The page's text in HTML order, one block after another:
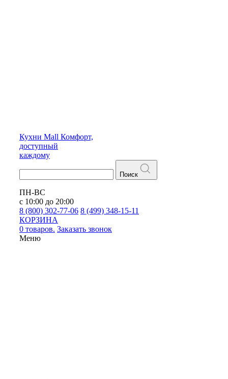
Кухни Mall Комфорт,
доступный
каждому
Поиск
ПН-ВС
с 10:00 до 20:00
8 (800) 302-77-06 8 (499) 348-15-11
КОРЗИНА
0 товаров. Заказать звонок
Меню